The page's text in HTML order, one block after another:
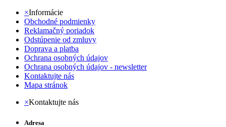
×Informácie
Obchodné podmienky
Reklamačný poriadok
Odstúpenie od zmluvy
Doprava a platba
Ochrana osobných údajov
Ochrana osobných údajov - newsletter
Kontaktujte nás
Mapa stránok
×Kontaktujte nás
Adresa